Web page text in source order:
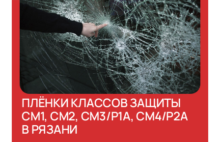
ПЛЁНКИ КЛАССОВ ЗАЩИТЫ
СМ1, СМ2, СМ3/Р1А, СМ4/Р2А
В РЯЗАНИ